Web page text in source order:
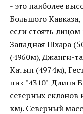
- это наиболее
Большого
если стоять
Западная Шхара
(4960м), Джанги-
Катын (4974м),
пик "4310". Длина
северных склонов
км). Северный